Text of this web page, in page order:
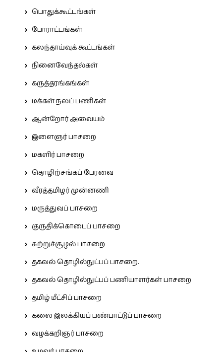
பொதுக்கூட்டங்கள்
போராட்டங்கள்
கலந்தாய்வுக் கூட்டங்கள்
நினைவேந்தல்கள்
கருத்தரங்கங்கள்
மக்கள் நலப் பணிகள்
ஆன்றோர் அவையம்
இளைஞர் பாசறை
மகளிர் பாசறை
தொழிற்சங்கப் பேரவை
வீரத்தமிழர் முன்னணி
மருத்துவப் பாசறை
குருதிக்கொடைப் பாசறை
சுற்றுச்சூழல் பாசறை
தகவல் தொழில்நுட்பப் பாசறை.
தகவல் தொழில்நுட்பப் பணியாளர்கள் பாசறை
தமிழ் மீட்சிப் பாசறை
கலை இலக்கியப் பண்பாட்டுப் பாசறை
வழக்கறிஞர் பாசறை